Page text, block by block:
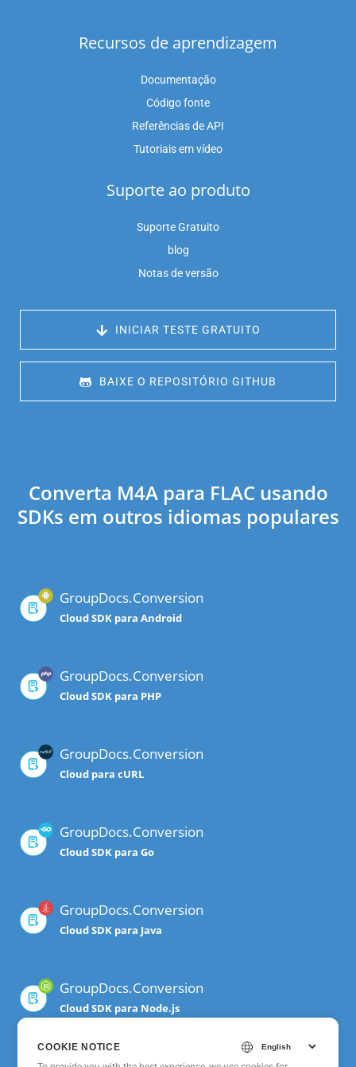
Recursos de aprendizagem
Documentação
Código fonte
Referências de API
Tutoriais em vídeo
Suporte ao produto
Suporte Gratuito
blog
Notas de versão
INICIAR TESTE GRATUITO
BAIXE O REPOSITÓRIO GITHUB
Converta M4A para FLAC usando
SDKs em outros idiomas populares
GroupDocs.Conversion
Cloud SDK para Android
GroupDocs.Conversion
Cloud SDK para PHP
GroupDocs.Conversion
Cloud para cURL
GroupDocs.Conversion
Cloud SDK para Go
GroupDocs.Conversion
Cloud SDK para Java
GroupDocs.Conversion
Cloud SDK para Node.js
COOKIE NOTICE